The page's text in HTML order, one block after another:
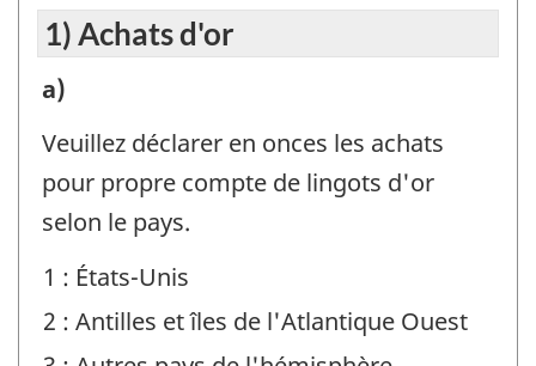
1) Achats d'or
1)
Achats
-
Identificateur
de
question
a)
Veuillez déclarer en onces les achats
pour propre compte de lingots d'or
selon le pays.
1 : États-Unis
2 : Antilles et îles de l'Atlantique Ouest